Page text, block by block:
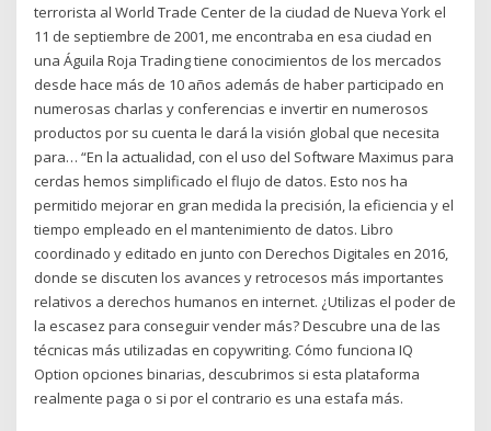
terrorista al World Trade Center de la ciudad de Nueva York el
11 de septiembre de 2001, me encontraba en esa ciudad en
una Águila Roja Trading tiene conocimientos de los mercados
desde hace más de 10 años además de haber participado en
numerosas charlas y conferencias e invertir en numerosos
productos por su cuenta le dará la visión global que necesita
para… “En la actualidad, con el uso del Software Maximus para
cerdas hemos simplificado el flujo de datos. Esto nos ha
permitido mejorar en gran medida la precisión, la eficiencia y el
tiempo empleado en el mantenimiento de datos. Libro
coordinado y editado en junto con Derechos Digitales en 2016,
donde se discuten los avances y retrocesos más importantes
relativos a derechos humanos en internet. ¿Utilizas el poder de
la escasez para conseguir vender más? Descubre una de las
técnicas más utilizadas en copywriting. Cómo funciona IQ
Option opciones binarias, descubrimos si esta plataforma
realmente paga o si por el contrario es una estafa más.